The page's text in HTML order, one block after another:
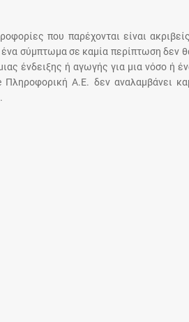
που παρέχονται είναι
σύμπτωμα σε καμία περίπτωση δεν
ένδειξης ή αγωγής για μια νόσο ή
Α.Ε. δεν αναλαμβάνει